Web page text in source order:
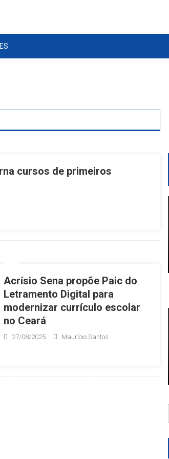
cursos de primeiros
Acrísio Sena propõe Paic do
Letramento Digital para
modernizar currículo escolar
no Ceará
27/08/2025 Maurício Santos